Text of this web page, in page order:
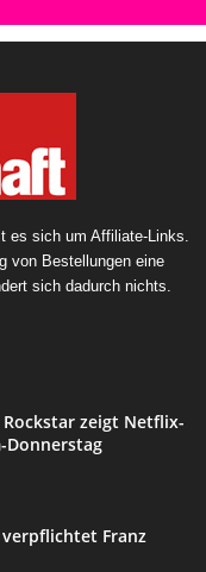
es sich um Affiliate-Links.
von Bestellungen eine
sich dadurch nichts.
Rockstar zeigt Netflix-
Donnerstag
verpflichtet Franz